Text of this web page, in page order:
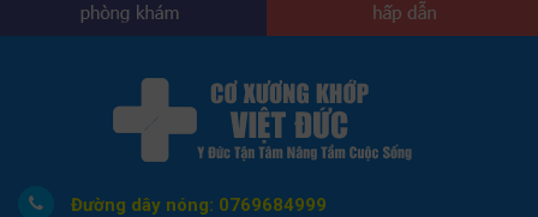
Đường dây nóng: 0769684999